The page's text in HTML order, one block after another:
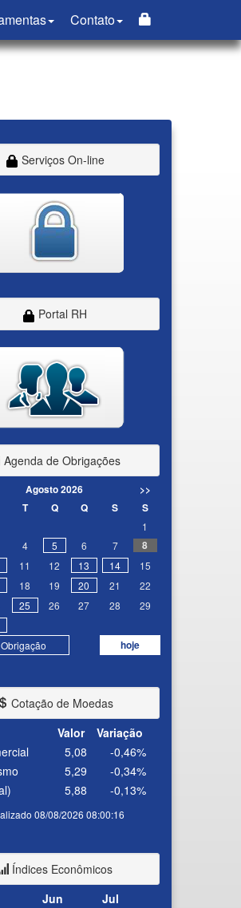
Contato
Serviços On-line
Portal RH
Agenda de Obrigações
Agosto 2026
>>
T Q Q S S
Obrigação hoje
1
4 5 6 7 8
11 12 13 14
15
18 19 20 21
22
25 26 27 28
29
Cotação de Moedas
Valor
Variação
08/08/2026 08:00:16
5,08
-0,46%
5,29
-0,34%
5,88 -0,13%
Índices Econômicos
Jun
Jul